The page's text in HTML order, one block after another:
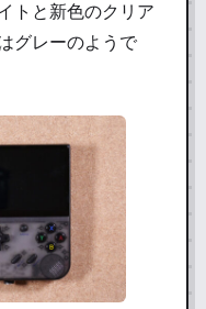
トと新色のクリア
グレーのようで